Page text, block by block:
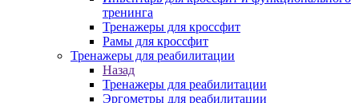
тренинга
Тренажеры для кроссфит
Рамы для кроссфит
Тренажеры для реабилитации
Назад
Тренажеры для реабилитации
Эргометры для реабилитации